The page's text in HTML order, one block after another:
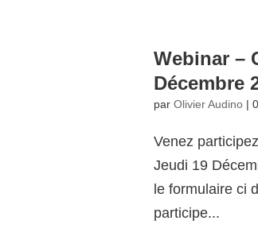
Webinar –
Décembre
parOlivier Audino |
Venez
Jeudi 19
le formulaire ci
participe...